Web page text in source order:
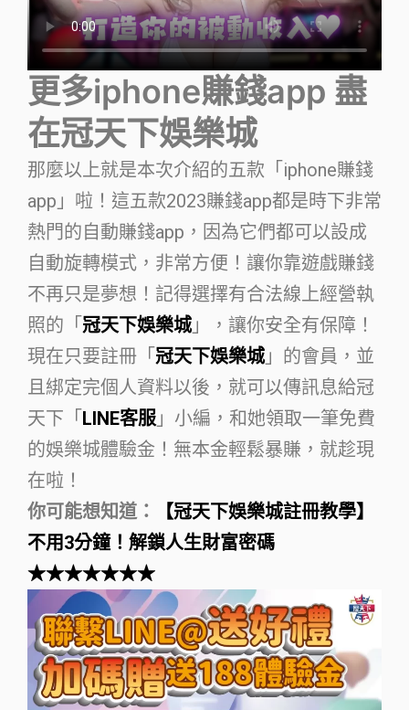
更多iphone賺錢app 盡
在冠天下娛樂城
那麼以上就是本次介紹的五款「iphone賺錢
app」啦！這五款2023賺錢app都是時下非常
熱門的自動賺錢app，因為它們都可以設成
自動旋轉模式，非常方便！讓你靠遊戲賺錢
不再只是夢想！記得選擇有合法線上經營執
照的「 冠天下娛樂城」，讓你安全有保障！
現在只要註冊「 冠天下娛樂城」的會員，並
且綁定完個人資料以後，就可以傳訊息給冠
天下「 LINE客服 」小編，和她領取一筆免費
的娛樂城體驗金！無本金輕鬆暴賺，就趁現
在啦！
你可能想知道：
【冠天下娛樂城註冊教學】
不用3分鐘！解鎖人生財富密碼
★★★★★★★